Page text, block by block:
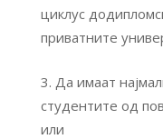
циклус
приватните
Да имаат
студентите од
или